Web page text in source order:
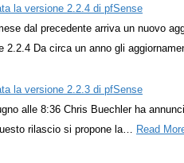
la versione 2.2.4 di pfSense
dal precedente arriva un nuovo
2.2.4 Da circa un anno gli
la versione 2.2.3 di pfSense
alle 8:36 Chris Buechler ha
rilascio si propone la… Read